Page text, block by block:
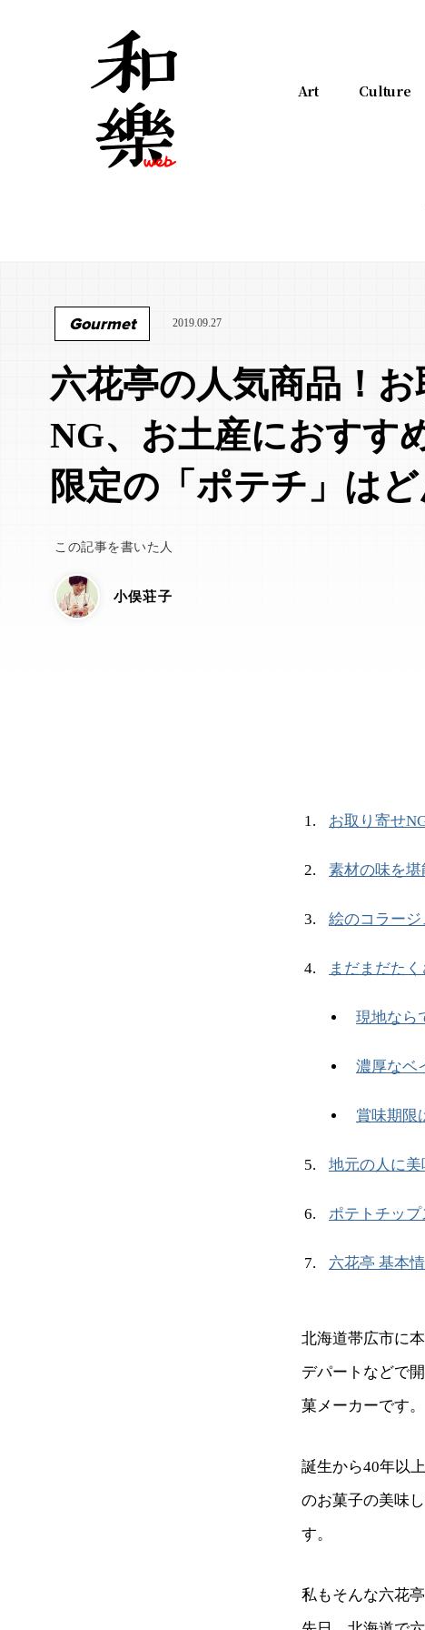
Art Culture
Gourmet 2019.09.27
六花亭の人気商品！
NG、お土産におすす
限定の「ポテチ」はど
この記事を書いた人
小俣荘子
お取り寄せ
素材の味を
絵のコラー
まだまだた
現地なら
濃厚なベ
賞味期限
地元の人に
ポテトチッ
六花亭 基本
北海道帯広市に
デパートなどで
菓メーカーです。
誕生から40年以
のお菓子の美味
す。
私もそんな六花